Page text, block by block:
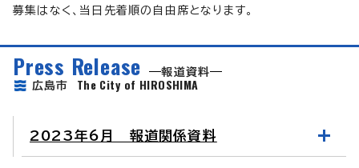
募集はなく、当日先着順の自由席となります。
Press Release
報道資料
広島市 The City of HIROSHIMA
2023年6月 報道関係資料